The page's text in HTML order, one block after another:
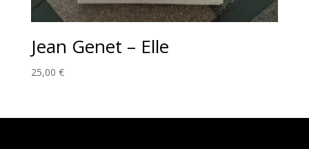
Jean Genet – Elle
25,00 €